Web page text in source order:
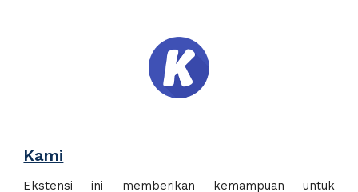
Kami
Ekstensi ini memberikan kemampuan untuk